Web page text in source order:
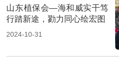
山东植保会—海和威实干笃
行踏新途，勠力同心绘宏图
2024-10-31